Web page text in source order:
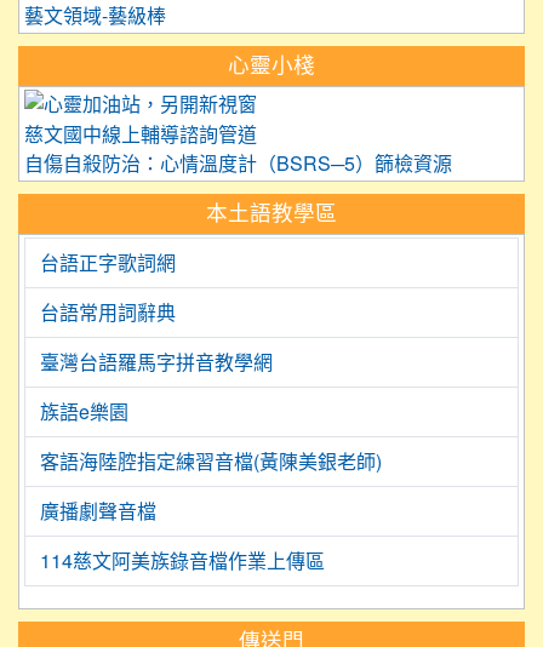
藝文領域-藝級棒
心靈小棧
慈文國中線上輔導諮詢管道
自傷自殺防治：心情溫度計（BSRS─5）篩檢資源
本土語教學區
台語正字歌詞網
台語常用詞辭典
臺灣台語羅馬字拼音教學網
族語e樂園
客語海陸腔指定練習音檔(黃陳美銀老師)
廣播劇聲音檔
114慈文阿美族錄音檔作業上傳區
傳送門